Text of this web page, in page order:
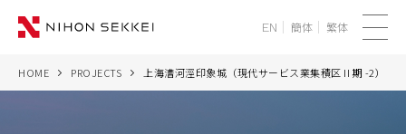
ニ
ュ
EN 簡体 繁体
HOME PROJECTS 上海漕河涇印象城（現代サービス業集積区 II 期 -2）